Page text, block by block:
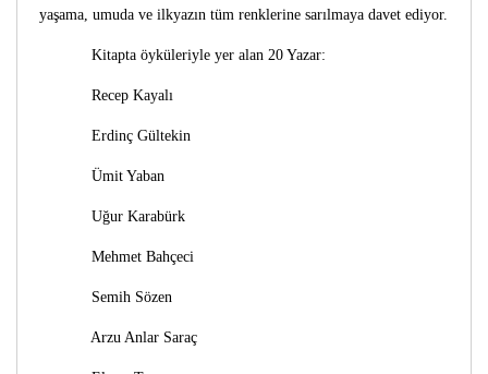
yaşama, umuda ve ilkyazın tüm renklerine sarılmaya davet ediyor.
Kitapta öyküleriyle yer alan 20 Yazar:
Recep Kayalı
Erdinç Gültekin
Ümit Yaban
Uğur Karabürk
Mehmet Bahçeci
Semih Sözen
Arzu Anlar Saraç